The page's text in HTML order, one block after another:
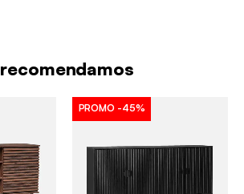
recomendamos
PROMO -45%